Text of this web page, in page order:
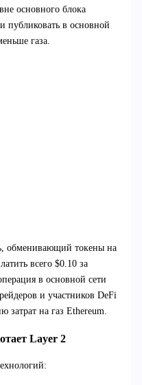
основного блока
публиковать в основной
газа.
обменивающий токены на
всего $0.10 за
в основной сети
и участников DeFi
затрат на газ Ethereum.
Layer 2